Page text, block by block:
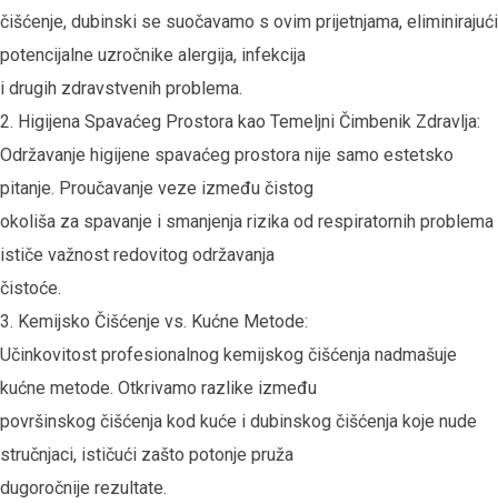
čišćenje, dubinski se suočavamo s ovim prijetnjama, eliminirajući
potencijalne uzročnike alergija, infekcija
i drugih zdravstvenih problema.
Higijena Spavaćeg Prostora kao Temeljni Čimbenik Zdravlja:
Održavanje higijene spavaćeg prostora nije samo estetsko
pitanje. Proučavanje veze između čistog
okoliša za spavanje i smanjenja rizika od respiratornih problema
ističe važnost redovitog održavanja
čistoće.
Kemijsko Čišćenje vs. Kućne Metode:
Učinkovitost profesionalnog kemijskog čišćenja nadmašuje
kućne metode. Otkrivamo razlike između
površinskog čišćenja kod kuće i dubinskog čišćenja koje nude
stručnjaci, ističući zašto potonje pruža
dugoročnije rezultate.